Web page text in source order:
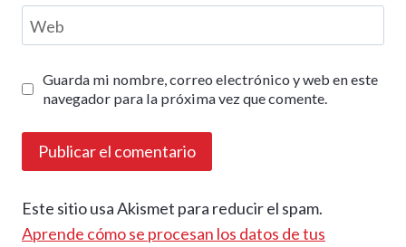
Web
Guarda mi nombre, correo electrónico y web en este
navegador para la próxima vez que comente.
Este sitio usa Akismet para reducir el spam.
Aprende cómo se procesan los datos de tus